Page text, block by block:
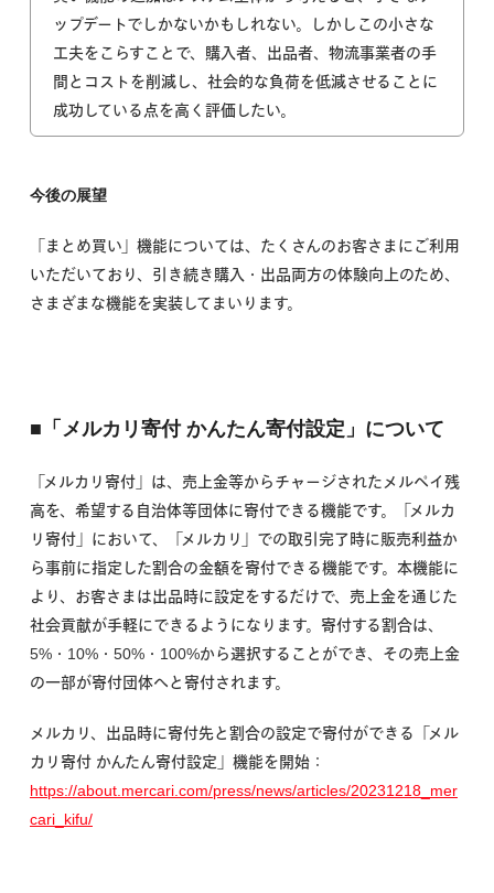
ップデートでしかないかもしれない。しかしこの小さな
工夫をこらすことで、購入者、出品者、物流事業者の手
間とコストを削減し、社会的な負荷を低減させることに
成功している点を高く評価したい。
今後の展望
「まとめ買い」機能については、たくさんのお客さまにご利用
いただいており、引き続き購入・出品両方の体験向上のため、
さまざまな機能を実装してまいります。
■「メルカリ寄付 かんたん寄付設定」について
「メルカリ寄付」は、売上金等からチャージされたメルペイ残
高を、希望する自治体等団体に寄付できる機能です。「メルカ
リ寄付」において、「メルカリ」での取引完了時に販売利益か
ら事前に指定した割合の金額を寄付できる機能です。本機能に
より、お客さまは出品時に設定をするだけで、売上金を通じた
社会貢献が手軽にできるようになります。寄付する割合は、
5%・10%・50%・100%から選択することができ、その売上金
の一部が寄付団体へと寄付されます。
メルカリ、出品時に寄付先と割合の設定で寄付ができる「メル
カリ寄付 かんたん寄付設定」機能を開始：
https://about.mercari.com/press/news/articles/20231218_mer
cari_kifu/